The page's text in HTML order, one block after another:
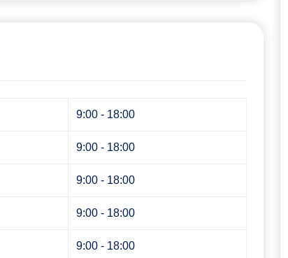
9:00 - 18:00
9:00 - 18:00
9:00 - 18:00
9:00 - 18:00
9:00 - 18:00